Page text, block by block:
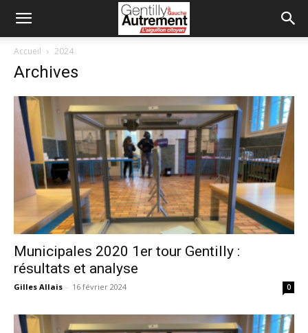
Accueil 2024
Archives
Municipales 2020 1er tour Gentilly :
résultats et analyse
Gilles Allais - 16 février 2024 0